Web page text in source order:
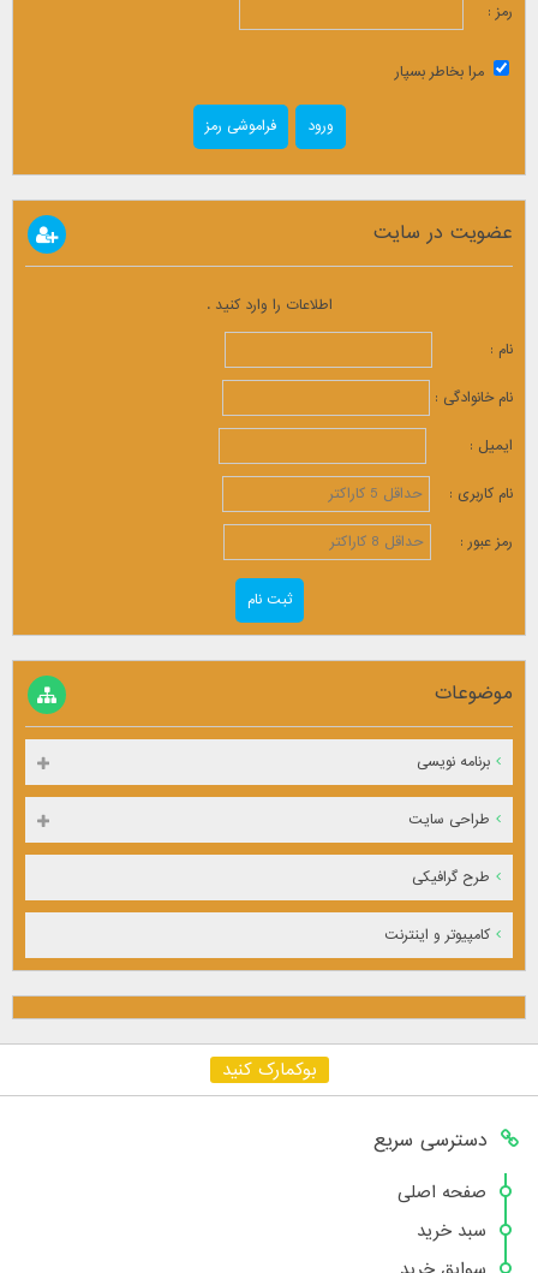
رمز :
مرا بخاطر بسپار
فراموشی رمز
عضویت در سایت
اطلاعات را وارد کنید .
نام :
نام خانوادگی :
ایمیل :
نام کاربری :
رمز عبور :
موضوعات
برنامه نویسی
طراحی سایت
طرح گرافیکی
کامپیوتر و اینترنت
بوکمارک کنید
دسترسی سریع
صفحه اصلی
سبد خرید